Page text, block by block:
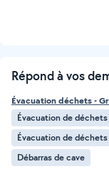
Répond à vos
Évacuation déchets -
Évacuation de
Évacuation de déchets
Débarras de cave